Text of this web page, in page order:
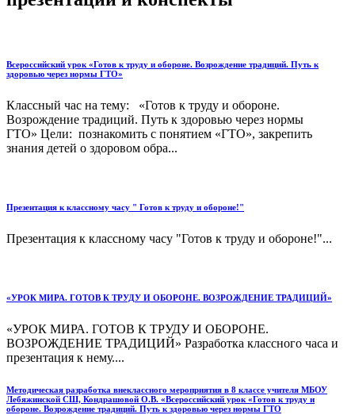
Всероссийский урок «Готов к труду и обороне. Возрождение традиций. Путь к
здоровью через нормы ГТО»
Классный час на тему: «Готов к труду и обороне.
Возрождение традиций. Путь к здоровью через нормы
ГТО» Цели: познакомить с понятием «ГТО», закрепить
знания детей о здоровом обра...
Презентация к классному часу " Готов к труду и обороне!"
Презентация к классному часу "Готов к труду и обороне!"...
«УРОК МИРА. ГОТОВ К ТРУДУ И ОБОРОНЕ. ВОЗРОЖДЕНИЕ ТРАДИЦИЙ»
«УРОК МИРА. ГОТОВ К ТРУДУ И ОБОРОНЕ.
ВОЗРОЖДЕНИЕ ТРАДИЦИЙ» Разработка классного часа и
презентация к нему....
Методическая разработка внеклассного мероприятия в 8 классе учителя МБОУ
Лебяжинской СШ, Кондрашовой О.В. «Всероссийский урок «Готов к труду и
обороне. Возрождение традиций. Путь к здоровью через нормы ГТО